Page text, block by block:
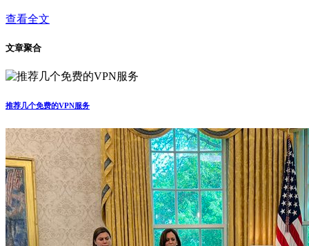
查看全文
文章聚合
推荐几个免费的VPN服务